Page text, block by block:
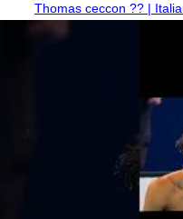
Thomas ceccon ?? |